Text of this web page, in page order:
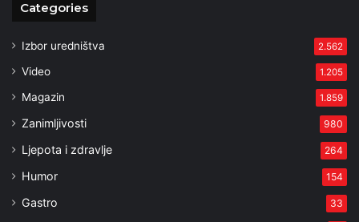
Categories
Izbor uredništva 2.562
Video 1.205
Magazin 1.859
Zanimljivosti 980
Ljepota i zdravlje 264
Humor 154
Gastro 33